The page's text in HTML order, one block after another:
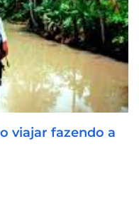
viajar fazendo a